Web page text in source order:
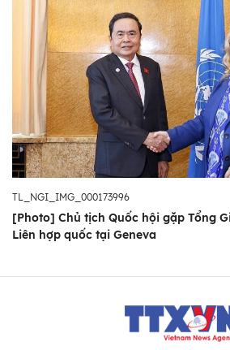
TL_NGI_IMG_000173996
[Photo] Chủ tịch Quốc hội gặp Tổng
Liên hợp quốc tại Geneva